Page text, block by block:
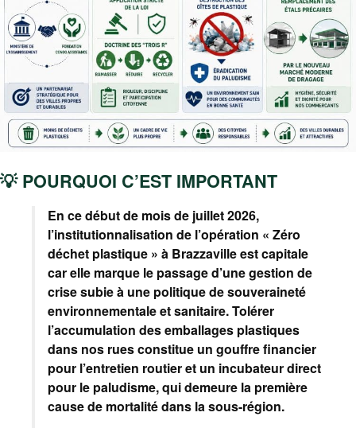
💡 POURQUOI C’EST IMPORTANT
En ce début de mois de juillet 2026,
l’institutionnalisation de l’opération « Zéro
déchet plastique » à Brazzaville est capitale
car elle marque le passage d’une gestion de
crise subie à une politique de souveraineté
environnementale et sanitaire. Tolérer
l’accumulation des emballages plastiques
dans nos rues constitue un gouffre financier
pour l’entretien routier et un incubateur direct
pour le paludisme, qui demeure la première
cause de mortalité dans la sous-région.